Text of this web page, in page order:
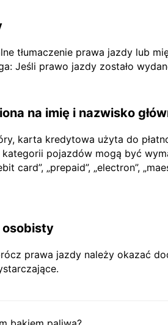
tłumaczenie prawa jazdy lub
Jeśli prawo jazdy zostało
na imię i nazwisko
karta kredytowa użyta do
pojazdów mogą być
card”, „prepaid”, „electron”,
osobisty
prawa jazdy należy okazać